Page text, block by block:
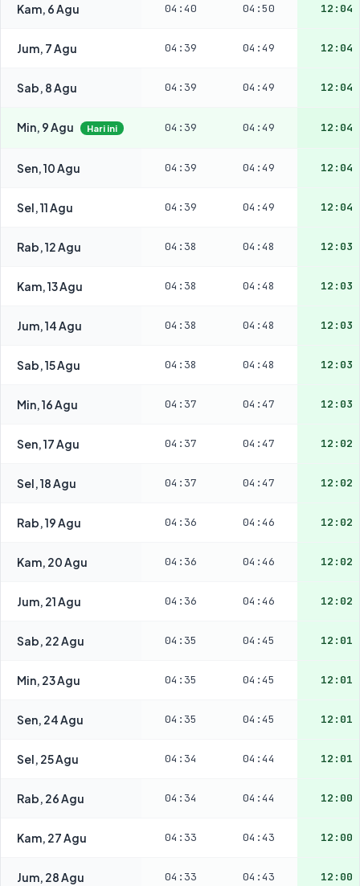
Kam, 6 Agu 04:40 04:50 12:04
Jum, 7 Agu 04:39 04:49 12:04
Sab, 8 Agu 04:39 04:49 12:04
Min, 9 Agu Hari ini 04:39 04:49 12:04
Sen, 10 Agu 04:39 04:49 12:04
Sel, 11 Agu 04:39 04:49 12:04
Rab, 12 Agu 04:38 04:48 12:03
Kam, 13 Agu 04:38 04:48 12:03
Jum, 14 Agu 04:38 04:48 12:03
Sab, 15 Agu 04:38 04:48 12:03
Min, 16 Agu 04:37 04:47 12:03
Sen, 17 Agu 04:37 04:47 12:02
Sel, 18 Agu 04:37 04:47 12:02
Rab, 19 Agu 04:36 04:46 12:02
Kam, 20 Agu 04:36 04:46 12:02
Jum, 21 Agu 04:36 04:46 12:02
Sab, 22 Agu 04:35 04:45 12:01
Min, 23 Agu 04:35 04:45 12:01
Sen, 24 Agu 04:35 04:45 12:01
Sel, 25 Agu 04:34 04:44 12:01
Rab, 26 Agu 04:34 04:44 12:00
Kam, 27 Agu 04:33 04:43 12:00
Jum, 28 Agu 04:33 04:43 12:00